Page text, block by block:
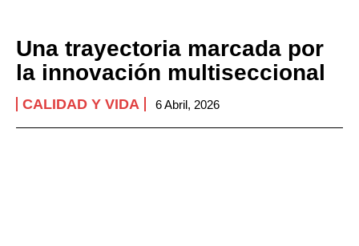
Una trayectoria marcada por
la innovación multiseccional
CALIDAD Y VIDA 6 Abril, 2026